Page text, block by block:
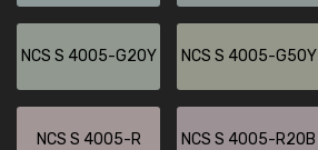
NCS S 4005-G20Y NCS S 4005-G50Y
NCS S 4005-R NCS S 4005-R20B